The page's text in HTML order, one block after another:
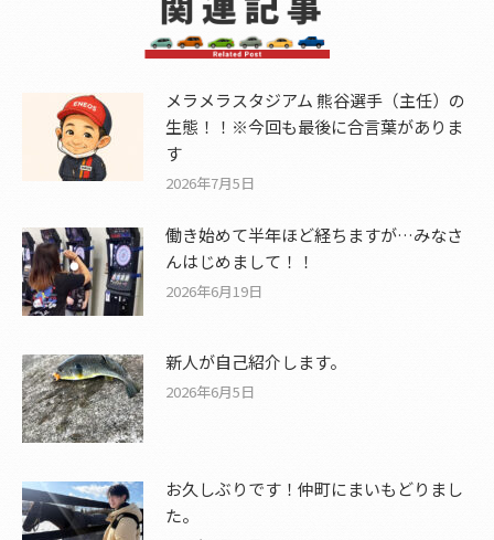
メラメラスタジアム 熊谷選手（主任）の
生態！！※今回も最後に合言葉がありま
す
2026年7月5日
働き始めて半年ほど経ちますが…みなさ
んはじめまして！！
2026年6月19日
新人が自己紹介します。
2026年6月5日
お久しぶりです！仲町にまいもどりまし
た。